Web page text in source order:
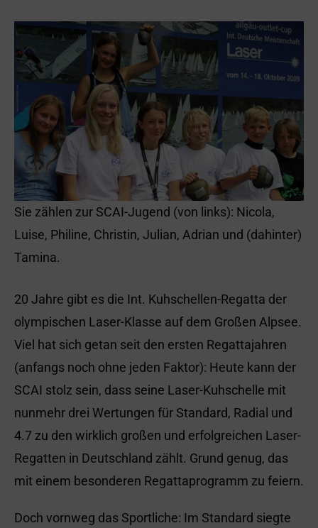
Sie zählen zur SCAI-Jugend (von links): Nicola,
Luise, Philine, Christin, Julian, Adrian und (dahinter)
Tamina.
20 Jahre gibt es die Int. Kuhschellen-Regatta der
olympischen Laser-Klasse auf dem Großen Alpsee.
Viel hat sich getan seit den ersten Regattajahren
(anfangs noch ohne jeden Faktor): Heute kann der
SCAI stolz sein, dass seine Laser-Kuhschelle mit
nunmehr drei Wertungen für Standard, Radial und
4.7 zu den wirklich großen und erfolgreichen Laser-
Regatten in Deutschland zählt. Grund genug, das
mit einem besonderen Regattaprogramm zu feiern.
Doch vornweg das Sportliche: Im Standard siegte